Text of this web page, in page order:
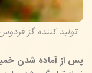
تولید کننده گز
پس از آماده شدن